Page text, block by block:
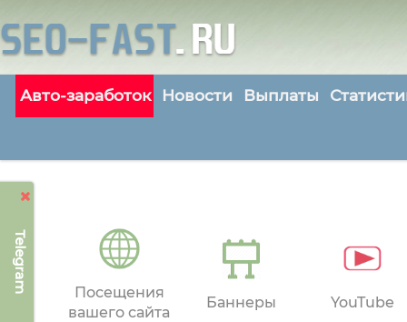
Telegram
Авто-заработок Новости Выплаты
Посещения
вашего сайта
Баннеры YouTube